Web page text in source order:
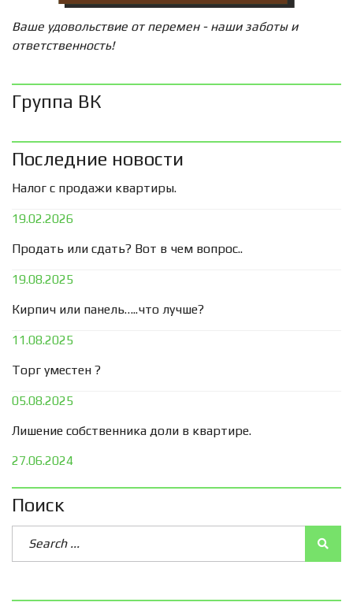
Ваше удовольствие от перемен - наши заботы и
ответственность!
Группа ВК
Последние новости
Налог с продажи квартиры.
19.02.2026
Продать или сдать? Вот в чем вопрос..
19.08.2025
Кирпич или панель…..что лучше?
11.08.2025
Торг уместен ?
05.08.2025
Лишение собственника доли в квартире.
27.06.2024
Поиск